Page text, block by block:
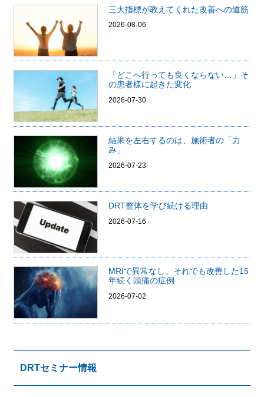
三大指標が教えてくれた改善への道筋
2026-08-06
「どこへ行っても良くならない…」そ
の患者様に起きた変化
2026-07-30
結果を左右するのは、施術者の「力
み」
2026-07-23
DRT整体を学び続ける理由
2026-07-16
MRIで異常なし。それでも改善した15
年続く頭痛の症例
2026-07-02
DRTセミナー情報